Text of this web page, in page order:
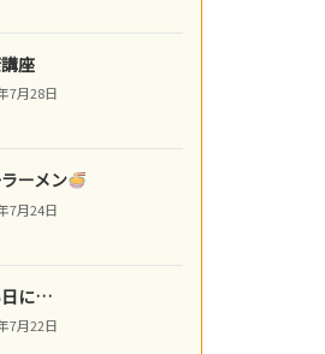
座
7月28日
ーメン
7月24日
に…
7月22日